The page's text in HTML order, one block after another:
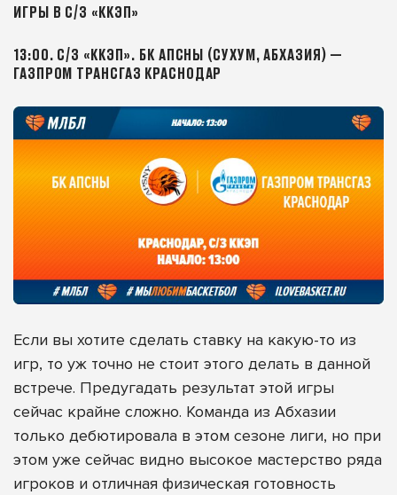
ИГРЫ В С/З «ККЭП»
13:00. С/З «ККЭП». БК АПСНЫ (СУХУМ, АБХАЗИЯ) —
ГАЗПРОМ ТРАНСГАЗ КРАСНОДАР
Если вы хотите сделать ставку на какую-то из
игр, то уж точно не стоит этого делать в данной
встрече. Предугадать результат этой игры
сейчас крайне сложно. Команда из Абхазии
только дебютировала в этом сезоне лиги, но при
этом уже сейчас видно высокое мастерство ряда
игроков и отличная физическая готовность